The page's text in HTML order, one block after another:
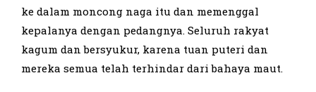
ke dalam moncong naga itu dan memenggal
kepalanya dengan pedangnya. Seluruh rakyat
kagum dan bersyukur, karena tuan puteri dan
mereka semua telah terhindar dari bahaya maut.